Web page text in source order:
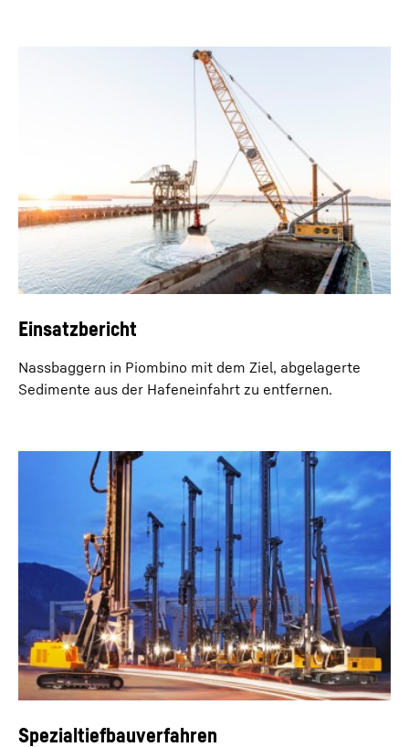
Automatiksteuerung für Bodenverdichtung
Automatiksteuerung eingesetzt werden. Dies
ermöglicht präzise Arbeitszyklen sowie einen
minimierten Seilverschleiß.
Einsatzbericht
Nassbaggern in Piombino mit dem Ziel, abgelagerte
Sedimente aus der Hafeneinfahrt zu entfernen.
Spezialtiefbauverfahren